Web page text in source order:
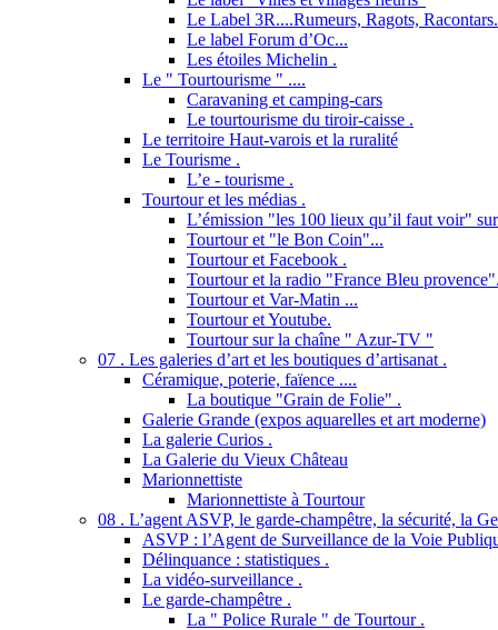
Le Label 3R....Rumeurs, Ragots,
Le label Forum d’Oc...
Les étoiles Michelin .
Le " Tourtourisme " ....
Caravaning et camping-cars
Le tourtourisme du tiroir-caisse .
Le territoire Haut-varois et la ruralité
Le Tourisme .
L’e - tourisme .
Tourtour et les médias .
L’émission "les 100 lieux qu’il faut voir"
Tourtour et "le Bon Coin"...
Tourtour et Facebook .
Tourtour et la radio "France Bleu
Tourtour et Var-Matin ...
Tourtour et Youtube.
Tourtour sur la chaîne " Azur-TV "
07 . Les galeries d’art et les boutiques d’artisanat .
Céramique, poterie, faïence ....
La boutique "Grain de Folie" .
Galerie Grande (expos aquarelles et art moderne)
La galerie Curios .
La Galerie du Vieux Château
Marionnettiste
Marionnettiste à Tourtour
08 . L’agent ASVP, le garde-champêtre, la sécurité, la
ASVP : l’Agent de Surveillance de la Voie
Délinquance : statistiques .
La vidéo-surveillance .
Le garde-champêtre .
La " Police Rurale " de Tourtour .